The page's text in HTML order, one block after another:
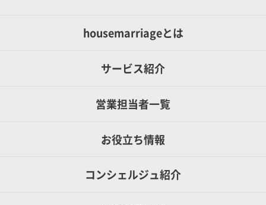
housemarriageとは
サービス紹介
営業担当者一覧
お役立ち情報
コンシェルジュ紹介